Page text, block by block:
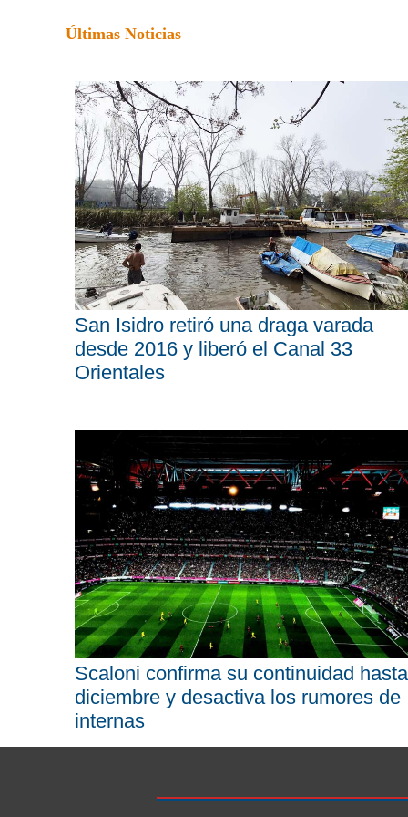
Últimas Noticias
San Isidro retiró una draga varada
desde 2016 y liberó el Canal 33
Orientales
Scaloni confirma su continuidad hasta
diciembre y desactiva los rumores de
internas